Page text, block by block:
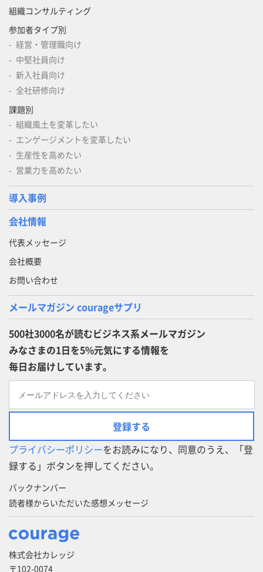
組織コンサルティング
参加者タイプ別
経営・管理職向け
中堅社員向け
新入社員向け
全社研修向け
課題別
組織風土を変革したい
エンゲージメントを変革したい
生産性を高めたい
営業力を高めたい
導入事例
会社情報
代表メッセージ
会社概要
お問い合わせ
メールマガジン courageサプリ
500社3000名が読むビジネス系メールマガジン
みなさまの1日を5%元気にする情報を
毎日お届けしています。
登録する
プライバシーポリシーをお読みになり、同意のうえ、「登
録する」ボタンを押してください。
バックナンバー
読者様からいただいた感想メッセージ
株式会社カレッジ
〒102-0074